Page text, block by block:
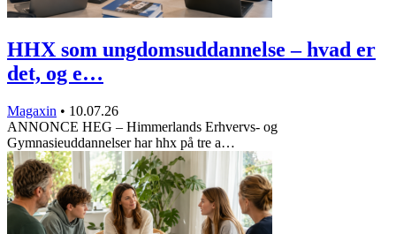
HHX som ungdomsuddannelse – hvad er
det, og e…
Magaxin • 10.07.26
ANNONCE HEG – Himmerlands Erhvervs- og
Gymnasieuddannelser har hhx på tre a…